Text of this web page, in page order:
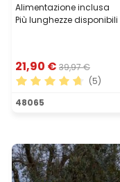
Alimentazione inclusa
Più lunghezze disponibili
21,90 € 39,97 €
Valutazione media
(5)
48065